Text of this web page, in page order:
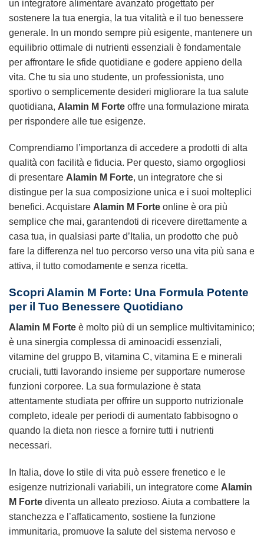
un integratore alimentare avanzato progettato per
sostenere la tua energia, la tua vitalità e il tuo benessere
generale. In un mondo sempre più esigente, mantenere un
equilibrio ottimale di nutrienti essenziali è fondamentale
per affrontare le sfide quotidiane e godere appieno della
vita. Che tu sia uno studente, un professionista, uno
sportivo o semplicemente desideri migliorare la tua salute
quotidiana, Alamin M Forte offre una formulazione mirata
per rispondere alle tue esigenze.
Comprendiamo l’importanza di accedere a prodotti di alta
qualità con facilità e fiducia. Per questo, siamo orgogliosi
di presentare Alamin M Forte, un integratore che si
distingue per la sua composizione unica e i suoi molteplici
benefici. Acquistare Alamin M Forte online è ora più
semplice che mai, garantendoti di ricevere direttamente a
casa tua, in qualsiasi parte d’Italia, un prodotto che può
fare la differenza nel tuo percorso verso una vita più sana e
attiva, il tutto comodamente e senza ricetta.
Scopri Alamin M Forte: Una Formula Potente
per il Tuo Benessere Quotidiano
Alamin M Forte è molto più di un semplice multivitaminico;
è una sinergia complessa di aminoacidi essenziali,
vitamine del gruppo B, vitamina C, vitamina E e minerali
cruciali, tutti lavorando insieme per supportare numerose
funzioni corporee. La sua formulazione è stata
attentamente studiata per offrire un supporto nutrizionale
completo, ideale per periodi di aumentato fabbisogno o
quando la dieta non riesce a fornire tutti i nutrienti
necessari.
In Italia, dove lo stile di vita può essere frenetico e le
esigenze nutrizionali variabili, un integratore come Alamin
M Forte diventa un alleato prezioso. Aiuta a combattere la
stanchezza e l’affaticamento, sostiene la funzione
immunitaria, promuove la salute del sistema nervoso e